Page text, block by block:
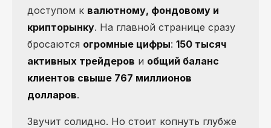
доступом к валютному, фондовому и
крипторынку. На главной странице сразу
бросаются огромные цифры: 150 тысяч
активных трейдеров и общий баланс
клиентов свыше 767 миллионов
долларов.
Звучит солидно. Но стоит копнуть глубже